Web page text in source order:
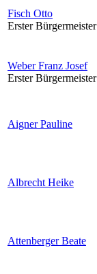
Fisch Otto
Erster Bürgermeister
Weber Franz Josef
Erster Bürgermeister
Aigner Pauline
Albrecht Heike
Attenberger Beate